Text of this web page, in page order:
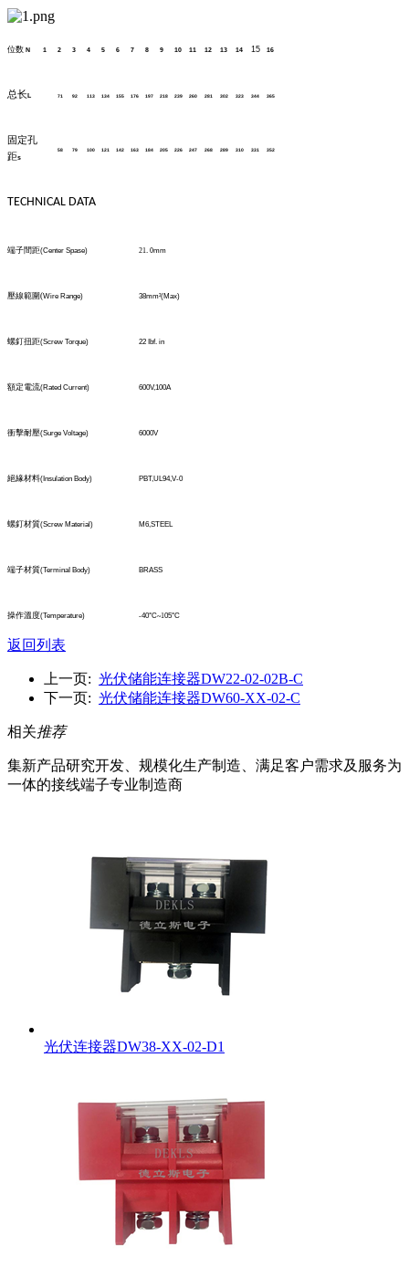
位数 N 1 2 3 4 5 6 7 8 9 10 11 12 13 14 15 16
总长 71 92 113 134 155 176 197 218 239 260 281 302 323 344 365
固定孔
距s
58 79 100 121 142 163 184 205 226 247 268 289 310 331 352
TECHNICAL DATA
端子間距(Center Spase) 21. 0mm
壓線範圍(Wire Range) 38mm²(Max)
螺釘扭距(Screw Torque) 22 Ibf. in
額定電流(Rated Current) 600V,100A
衝擊耐壓(Surge Voltage) 6000V
絕緣材料(Insulation Body) PBT,UL94,V-0
螺釘材質(Screw Material) M6,STEEL
端子材質(TerminaI Body) BRASS
操作溫度(Temperature) -40°C~105°C
返回列表
上一页: 光伏储能连接器DW22-02-02B-C
下一页: 光伏储能连接器DW60-XX-02-C
相关推荐
集新产品研究开发、规模化生产制造、满足客户需求及服务为
一体的接线端子专业制造商
光伏连接器DW38-XX-02-D1